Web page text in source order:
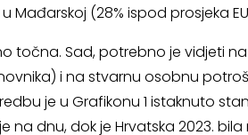
Mađarskoj (28% ispod prosjeka
točna. Sad, potrebno je vidjeti
i na stvarnu osobnu
je u Grafikonu 1 istaknuto
na dnu, dok je Hrvatska 2023.